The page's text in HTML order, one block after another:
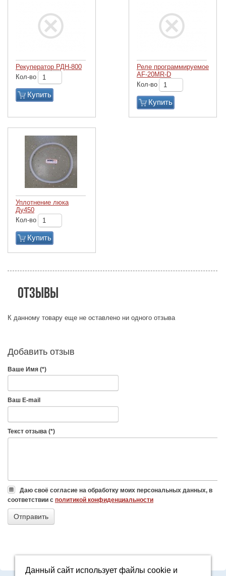
Рекуператор РДН-800
Кол-во
Купить
Реле программируемое
AF-20MR-D
Кол-во
Купить
Уплотнение люка
Ду450
Кол-во
Купить
Отзывы
К данному товару еще не оставлено ни одного отзыва
Добавить отзыв
Ваше Имя (*)
Ваш E-mail
Текст отзыва (*)
Даю своё согласие на обработку моих персональных данных, в
соответствии с политикой конфиденциальности
Данный сайт использует файлы cookie и